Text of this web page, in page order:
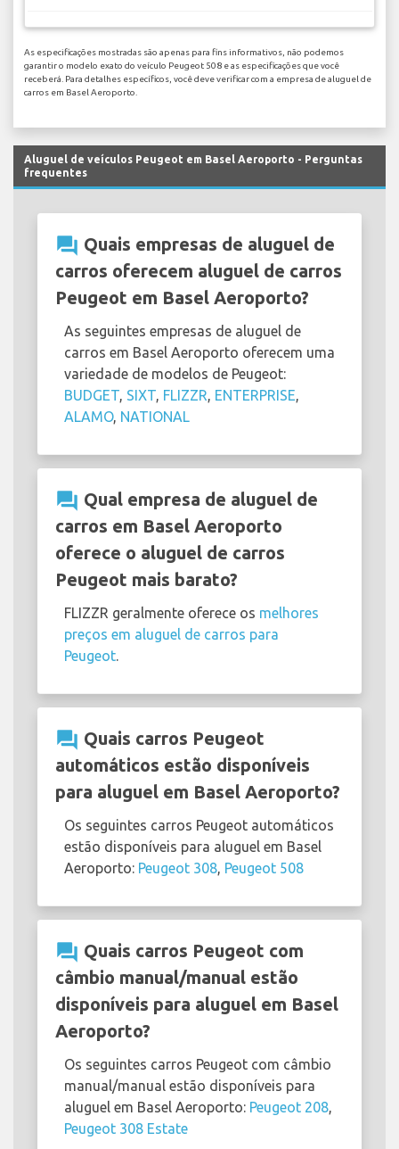
As especificações mostradas são apenas para fins informativos, não podemos
garantir o modelo exato do veículo Peugeot 508 e as especificações que você
receberá. Para detalhes específicos, você deve verificar com a empresa de aluguel de
carros em Basel Aeroporto.
Aluguel de veículos Peugeot em Basel Aeroporto - Perguntas
frequentes
question_answer Quais empresas de aluguel de
carros oferecem aluguel de carros
Peugeot em Basel Aeroporto?
As seguintes empresas de aluguel de
carros em Basel Aeroporto oferecem uma
variedade de modelos de Peugeot:
BUDGET, SIXT, FLIZZR, ENTERPRISE,
ALAMO, NATIONAL
question_answer Qual empresa de aluguel de
carros em Basel Aeroporto
oferece o aluguel de carros
Peugeot mais barato?
FLIZZR geralmente oferece os melhores
preços em aluguel de carros para
Peugeot.
question_answer Quais carros Peugeot
automáticos estão disponíveis
para aluguel em Basel Aeroporto?
Os seguintes carros Peugeot automáticos
estão disponíveis para aluguel em Basel
Aeroporto: Peugeot 308, Peugeot 508
question_answer Quais carros Peugeot com
câmbio manual/manual estão
disponíveis para aluguel em Basel
Aeroporto?
Os seguintes carros Peugeot com câmbio
manual/manual estão disponíveis para
aluguel em Basel Aeroporto: Peugeot 208,
Peugeot 308 Estate